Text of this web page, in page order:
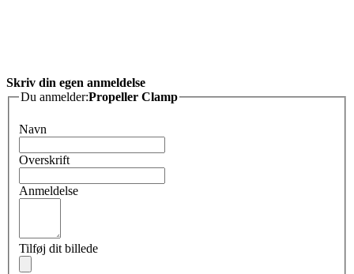
Skriv din egen anmeldelse
Du anmelder:Propeller Clamp
Navn
Overskrift
Anmeldelse
Tilføj dit billede